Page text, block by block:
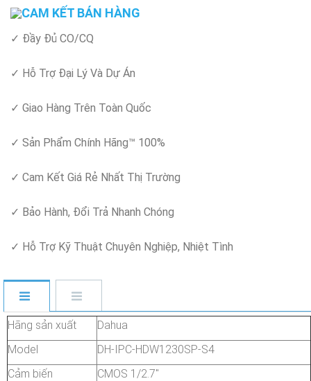
CAM KẾT BÁN HÀNG
✓ Đầy Đủ CO/CQ
✓ Hỗ Trợ Đại Lý Và Dự Án
✓ Giao Hàng Trên Toàn Quốc
✓ Sản Phẩm Chính Hãng™ 100%
✓ Cam Kết Giá Rẻ Nhất Thị Trường
✓ Bảo Hành, Đổi Trả Nhanh Chóng
✓ Hỗ Trợ Kỹ Thuật Chuyên Nghiệp, Nhiệt Tình
Hãng sản xuất
Dahua
Model
DH-IPC-HDW1230SP-S4
Cảm biến
CMOS 1/2.7"